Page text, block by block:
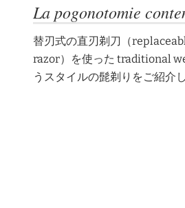
La pogonotomie
替刃式の直刃剃刀（
razor）を使った traditional
うスタイルの髭剃りをご紹介し